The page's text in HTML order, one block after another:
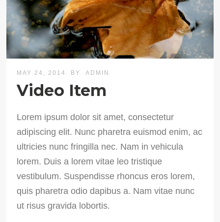
MAY 24, 2014 BY ADMIN
Video Item
Lorem ipsum dolor sit amet, consectetur
adipiscing elit. Nunc pharetra euismod enim, ac
ultricies nunc fringilla nec. Nam in vehicula
lorem. Duis a lorem vitae leo tristique
vestibulum. Suspendisse rhoncus eros lorem,
quis pharetra odio dapibus a. Nam vitae nunc
ut risus gravida lobortis.